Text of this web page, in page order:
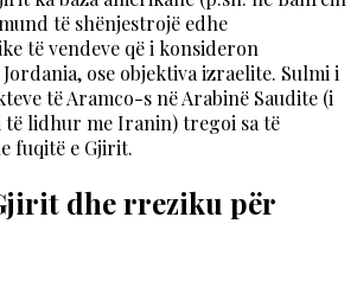
të shënjestrojë edhe
të vendeve që i konsideron
ose objektiva izraelite. Sulmi i
të Aramco-s në Arabinë Saudite (i
lidhur me Iranin) tregoi sa të
fuqitë e Gjirit.
dhe rreziku për